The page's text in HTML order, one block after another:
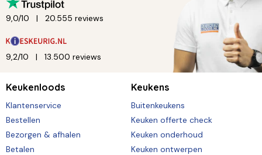
9,0/10 20.555 reviews
9,2/10 13.500 reviews
Keukenloods
Klantenservice
Bestellen
Bezorgen & afhalen
Betalen
Keukens
Buitenkeukens
Keuken offerte check
Keuken onderhoud
Keuken ontwerpen